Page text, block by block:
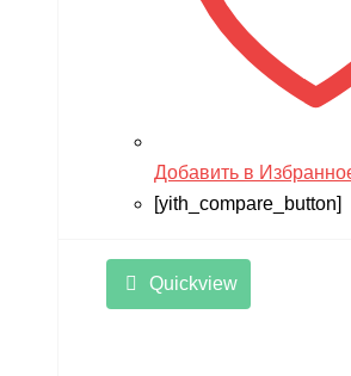
Добавить в
[yith_compare_button]
Quickview